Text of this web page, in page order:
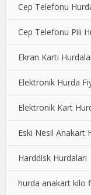
Cep Telefonu
Cep Telefonu Pili
Ekran Kartı
Elektronik Hurda
Elektronik Kart
Eski Nesil Anakart
Harddisk Hurdaları
hurda anakart kilo